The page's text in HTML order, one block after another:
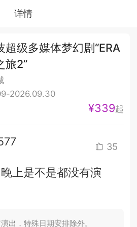
详情
超级多媒体梦幻剧“ERA
2”
2026.09.30
¥339起
35
上是不是都没有演
出，特殊日期安排除外。